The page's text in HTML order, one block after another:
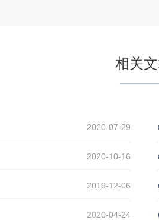
相关
2020-07-29
2020-10-16
2019-12-06
2020-04-24